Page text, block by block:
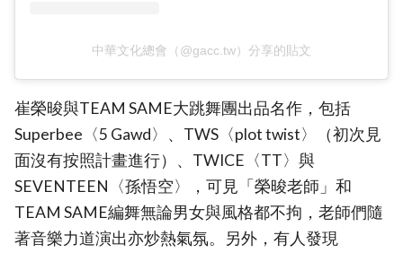
中華文化總會（@gacc.tw）分享的貼文
崔榮晙與TEAM SAME大跳舞團出品名作，包括
Superbee〈5 Gawd〉、TWS〈plot twist〉（初次見
面沒有按照計畫進行）、TWICE〈TT〉與
SEVENTEEN〈孫悟空〉，可見「榮晙老師」和
TEAM SAME編舞無論男女與風格都不拘，老師們隨
著音樂力道演出亦炒熱氣氛。另外，有人發現